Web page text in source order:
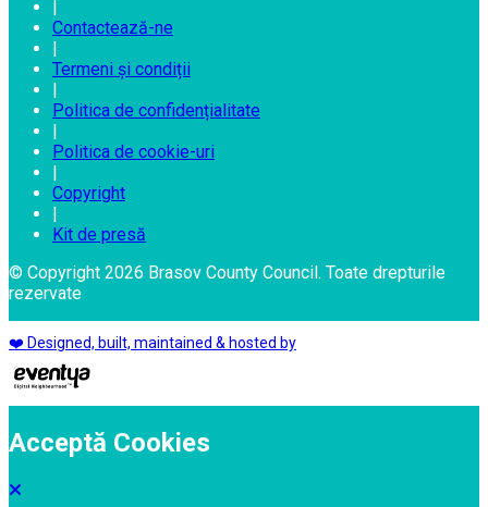
Contactează-ne
Termeni și condiții
Politica de confidențialitate
Politica de cookie-uri
Copyright
Kit de presă
© Copyright 2026 Brasov County Council. Toate drepturile
rezervate
❤️ Designed, built, maintained & hosted by
Acceptă Cookies